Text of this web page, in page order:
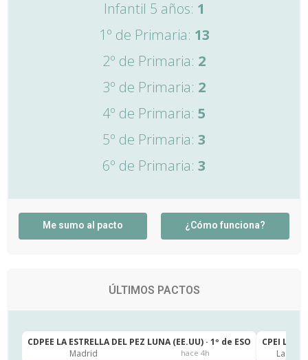
Infantil 5 años: 1
1º de Primaria: 13
2º de Primaria: 2
3º de Primaria: 2
4º de Primaria: 5
5º de Primaria: 3
6º de Primaria: 3
Me sumo al pacto ¿Cómo funciona?
ÚLTIMOS PACTOS
CDPEE LA ESTRELLA DEL PEZ LUNA (EE.UU) · 1º de ESO
Madrid
hace 4h
CPEI LA
Las